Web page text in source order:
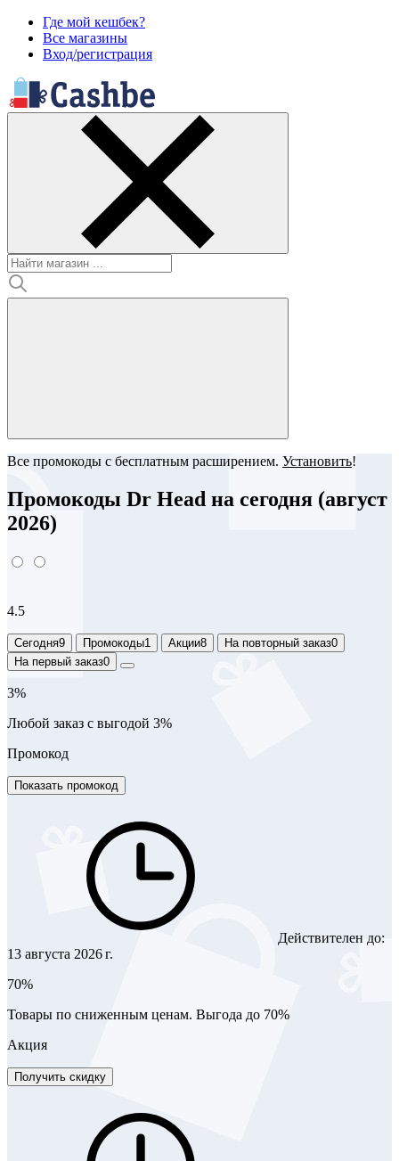
Где мой кешбек?
Все магазины
Вход/регистрация
Все промокоды с бесплатным расширением. Установить!
Промокоды Dr Head на сегодня (август
2026)
4.5
Сегодня9 Промокоды1 Акции8 На повторный заказ0
На первый заказ0
3%
Любой заказ с выгодой 3%
Промокод
Показать промокод
Действителен до:
13 августа 2026 г.
70%
Товары по сниженным ценам. Выгода до 70%
Акция
Получить скидку